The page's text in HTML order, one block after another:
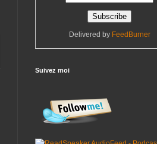
Delivered by FeedBurner
Suivez moi